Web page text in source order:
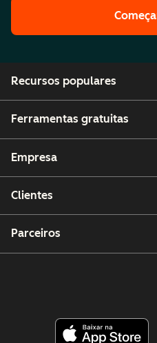
Recursos populares
Ferramentas gratuitas
Empresa
Clientes
Parceiros